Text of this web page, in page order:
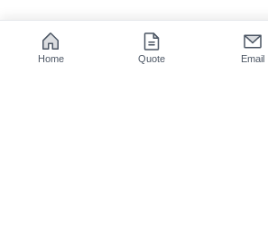
Para producir piezas de alta precisión, el
tradicional solo proporciona directrices de
embargo, la fabricación de moldes de
Home Quote Email